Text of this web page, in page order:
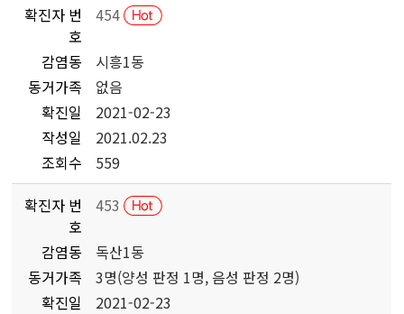
확진자 번
호
454
감염동
시흥1동
동거가족
없음
확진일
2021-02-23
작성일
2021.02.23
조회수
559
확진자 번
호
453
감염동
독산1동
동거가족
3명(양성 판정 1명, 음성 판정 2명)
확진일
2021-02-23